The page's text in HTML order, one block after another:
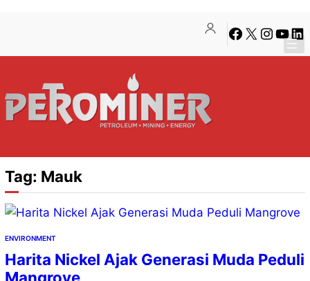
konten
content
Facebook
X Instagram
Tag: Mauk
ENVIRONMENT
Harita Nickel Ajak Generasi Muda Peduli